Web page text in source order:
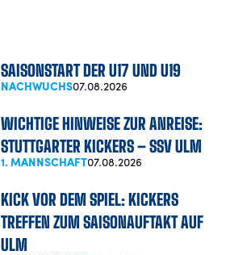
SAISONSTART DER U17 UND U19
NACHWUCHS07.08.2026
WICHTIGE HINWEISE ZUR ANREISE:
STUTTGARTER KICKERS – SSV ULM
1. MANNSCHAFT07.08.2026
KICK VOR DEM SPIEL: KICKERS
TREFFEN ZUM SAISONAUFTAKT AUF
ULM